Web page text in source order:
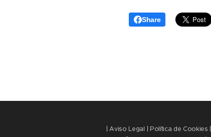
Share
| Aviso Legal | Política de Cookies